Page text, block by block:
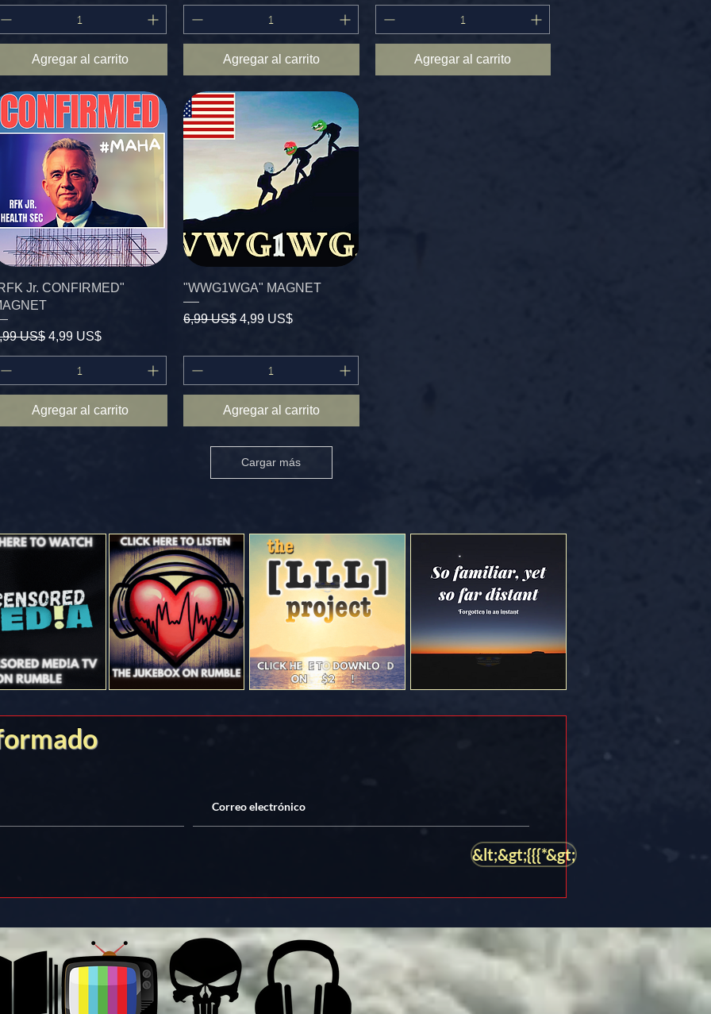
Agregar al carrito Agregar al carrito Agregar al carrito
Jr. CONFIRMED"
US$ Precio de oferta
4,99 US$
Agregar al carrito
"WWG1WGA" MAGNET
Precio
6,99 US$ Precio de oferta
4,99 US$
Agregar al carrito
Cargar más
&lt;&gt;{{{*&gt;